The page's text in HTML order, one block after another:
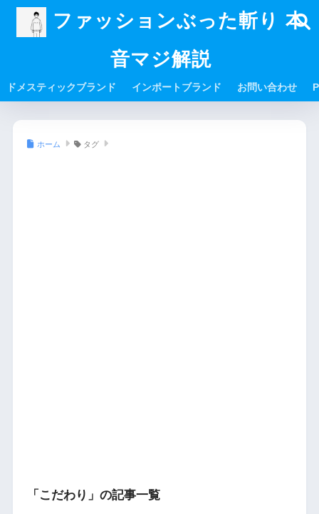
ファッションぶった斬り 本
音マジ解説
ドメスティックブランド インポートブランド お問い合わせ
ホーム タグ
「こだわり」の記事一覧